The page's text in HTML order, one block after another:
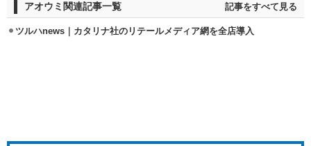
アオウミ関連記事一覧 記事をすべて見る
ツルハnews｜カタリナ社のリテールメディア網を全店導入